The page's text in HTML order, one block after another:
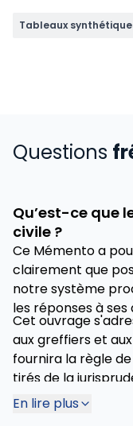
Tableaux
Questions
Qu’est-ce que
civile ?
Ce Mémento a
clairement que
notre système
les réponses à
Cet ouvrage
aux greffiers et
fournira la règle
tirés de la
procédurale et la
degré et d'appel
En lire plus